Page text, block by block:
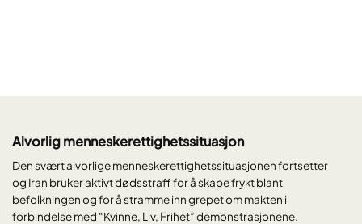
Alvorlig menneskerettighetssituasjon
Den svært alvorlige menneskerettighetssituasjonen fortsetter
og Iran bruker aktivt dødsstraff for å skape frykt blant
befolkningen og for å stramme inn grepet om makten i
forbindelse med “Kvinne, Liv, Frihet” demonstrasjonene.